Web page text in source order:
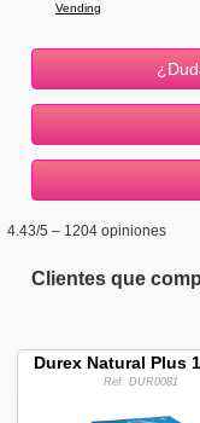
Vending
4.43/5 – 1204 opiniones
Clientes que
Durex Natural Plus
Ref. DUR0081